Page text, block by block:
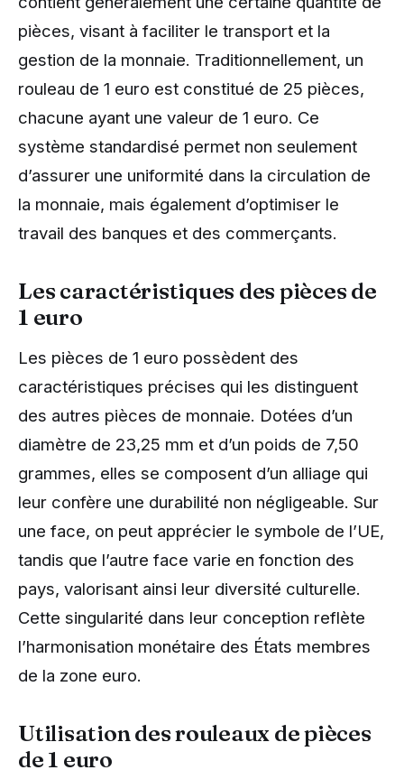
pièces, visant à faciliter le transport et la
gestion de la monnaie. Traditionnellement, un
rouleau de 1 euro est constitué de 25 pièces,
chacune ayant une valeur de 1 euro. Ce
système standardisé permet non seulement
d’assurer une uniformité dans la circulation de
la monnaie, mais également d’optimiser le
travail des banques et des commerçants.
Les caractéristiques des pièces de
1 euro
Les pièces de 1 euro possèdent des
caractéristiques précises qui les distinguent
des autres pièces de monnaie. Dotées d’un
diamètre de 23,25 mm et d’un poids de 7,50
grammes, elles se composent d’un alliage qui
leur confère une durabilité non négligeable. Sur
une face, on peut apprécier le symbole de l’UE,
tandis que l’autre face varie en fonction des
pays, valorisant ainsi leur diversité culturelle.
Cette singularité dans leur conception reflète
l’harmonisation monétaire des États membres
de la zone euro.
Utilisation des rouleaux de pièces
de 1 euro